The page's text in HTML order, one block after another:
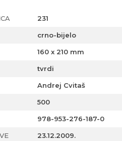
231
crno-bijelo
160 x 210 mm
tvrdi
Andrej Cvitaš
500
978-953-276-187-0
23.12.2009.